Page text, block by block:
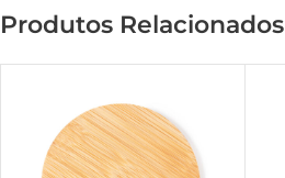
Produtos Relacionados